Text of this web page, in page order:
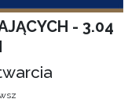
- 3.04